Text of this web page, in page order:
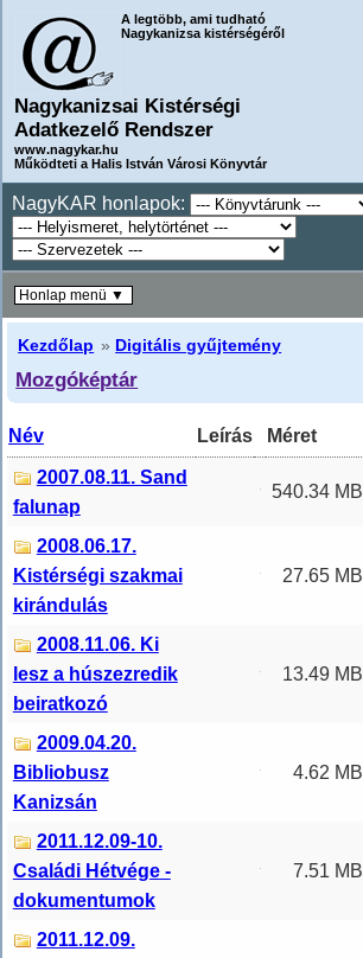
A legtöbb, ami tudható
Nagykanizsa kistérségéről
Nagykanizsai Kistérségi
Adatkezelő Rendszer
www.nagykar.hu
Működteti a Halis István Városi Könyvtár
NagyKAR honlapok:
Kezdőlap » Digitális gyűjtemény
Mozgóképtár
Név Leírás Méret
2007.08.11. Sand
falunap
540.34 MB
2008.06.17.
Kistérségi szakmai
kirándulás
27.65 MB
2008.11.06. Ki
lesz a húszezredik
beiratkozó
13.49 MB
2009.04.20.
Bibliobusz
Kanizsán
4.62 MB
2011.12.09-10.
Családi Hétvége -
dokumentumok
7.51 MB
2011.12.09.
Honlap menü ▼